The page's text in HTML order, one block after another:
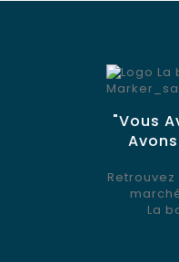
"Vous
La